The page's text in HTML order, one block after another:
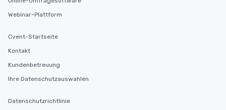
Webinar-Plattform
Cvent-Startseite
Kontakt
Kundenbetreuung
Ihre Datenschutzauswahlen
Datenschutzrichtlinie